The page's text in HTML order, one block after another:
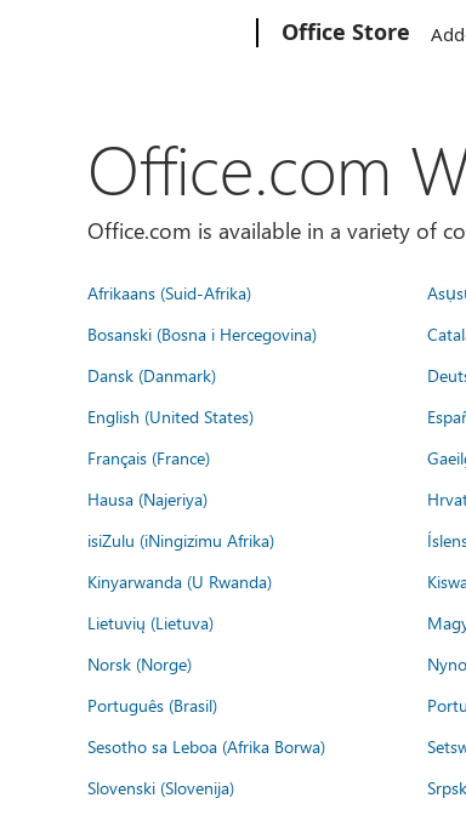
Office Store
Office.com
Office.com is available in a variety of
Afrikaans (Suid-Afrika)
Bosanski (Bosna i Hercegovina)
Dansk (Danmark)
English (United States)
Français (France)
Hausa (Najeriya)
isiZulu (iNingizimu Afrika)
Kinyarwanda (U Rwanda)
Lietuvių (Lietuva)
Norsk (Norge)
Português (Brasil)
Sesotho sa Leboa (Afrika Borwa)
Slovenski (Slovenija)